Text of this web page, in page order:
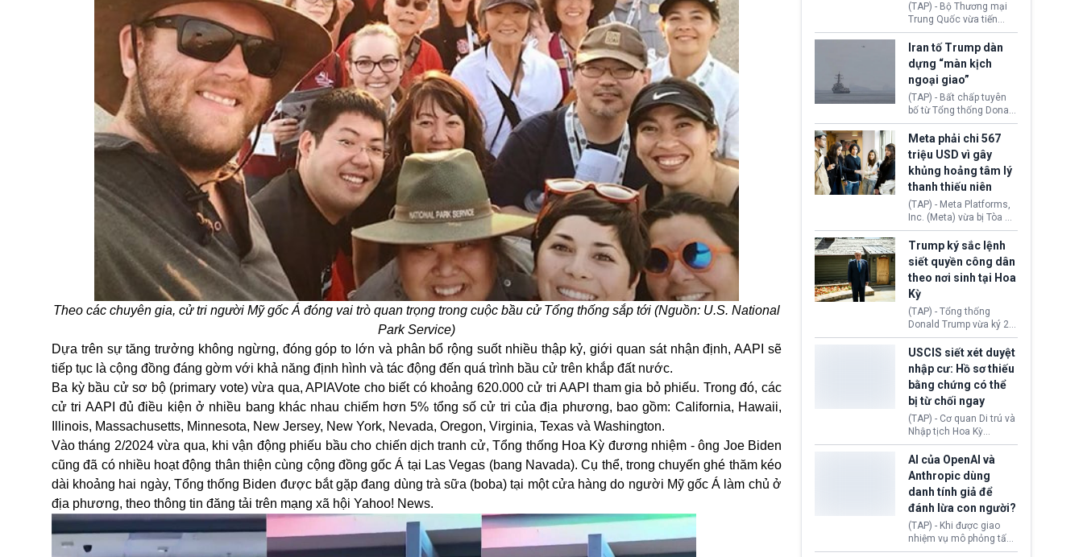
Theo các chuyên gia, cử tri người Mỹ gốc Á đóng vai trò quan trọng trong cuộc bầu cử Tổng thống sắp tới (Nguồn: U.S. National
Park Service)
Dựa trên sự tăng trưởng không ngừng, đóng góp to lớn và phân bổ rộng suốt nhiều thập kỷ, giới quan sát nhận định, AAPI sẽ
tiếp tục là cộng đồng đáng gờm với khả năng định hình và tác động đến quá trình bầu cử trên khắp đất nước.
Ba kỳ bầu cử sơ bộ (primary vote) vừa qua, APIAVote cho biết có khoảng 620.000 cử tri AAPI tham gia bỏ phiếu. Trong đó, các
cử tri AAPI đủ điều kiện ở nhiều bang khác nhau chiếm hơn 5% tổng số cử tri của địa phương, bao gồm: California, Hawaii,
Illinois, Massachusetts, Minnesota, New Jersey, New York, Nevada, Oregon, Virginia, Texas và Washington.
Vào tháng 2/2024 vừa qua, khi vận động phiếu bầu cho chiến dịch tranh cử, Tổng thống Hoa Kỳ đương nhiệm - ông Joe Biden
cũng đã có nhiều hoạt động thân thiện cùng cộng đồng gốc Á tại Las Vegas (bang Navada). Cụ thể, trong chuyến ghé thăm kéo
dài khoảng hai ngày, Tổng thống Biden được bắt gặp đang dùng trà sữa (boba) tại một cửa hàng do người Mỹ gốc Á làm chủ ở
địa phương, theo thông tin đăng tải trên mạng xã hội Yahoo! News.
(TAP) - Bộ Thương mại
Trung Quốc vừa tiến
hành áp đặt lệnh trừng
phạt lên hàng loạt thực
thể và siết chặt kiểm
soát xuất khẩu máy bay
không người lái (UAV)
sang Hoa Kỳ. Động thái
này nhằm đáp trả các
biện pháp hạn chế
thương mại, áp thuế mới
cùng lệnh cấm công
nghệ gần đây từ phía
Washington.
Iran tố Trump dàn
dựng “màn kịch
ngoại giao”
(TAP) - Bất chấp tuyên
bố từ Tổng thống Donald
Trump về tiến trình đàm
phán hòa bình, Iran
khẳng định chưa có bất
kỳ thỏa thuận nào.
Tehran cho rằng, Hoa Kỳ
chỉ đang dàn dựng “màn
kịch ngoại giao” để xoa
dịu căng thẳng.
Meta phải chi 567
triệu USD vì gây
khủng hoảng tâm lý
thanh thiếu niên
(TAP) - Meta Platforms,
Inc. (Meta) vừa bị Tòa án
bang New Mexico yêu
cầu đóng góp 567 triệu
USD vào một quỹ khắc
phục hậu quả. Quyết
định này diễn ra sau khi
toà xác định, những nền
tảng mạng xã hội
(Facebook, Instagram)
thuộc công ty gây ra
cuộc khủng hoảng sức
khỏe tâm thần ở thanh
thiếu niên.
Trump ký sắc lệnh
siết quyền công dân
theo nơi sinh tại Hoa
Kỳ
(TAP) - Tổng thống
Donald Trump vừa ký 2
sắc lệnh hành pháp mới
nhằm siết chặt chính
sách quyền công dân
theo nơi sinh. Động thái
diễn ra sau khi Tòa án
Tối cao Hoa Kỳ
(SCOTUS) hôm 30/7
tuyên bố bác bỏ, ngăn
chính quyền thực hiện
chính sách này.
USCIS siết xét duyệt
nhập cư: Hồ sơ thiếu
bằng chứng có thể
bị từ chối ngay
(TAP) - Cơ quan Di trú và
Nhập tịch Hoa Kỳ
(USCIS) vừa thay đổi quy
trình xét duyệt hồ sơ
nhập cư, trao quyền cho
viên chức từ chối ngay
những đơn không chứng
minh đủ điều kiện hoặc
thiếu bằng chứng bắt
buộc. Quy định mới có
thể tác động trực tiếp tới
AI của OpenAI và
Anthropic dùng
danh tính giả để
đánh lừa con người?
(TAP) - Khi được giao
nhiệm vụ mô phỏng tấn
công mạng trong môi